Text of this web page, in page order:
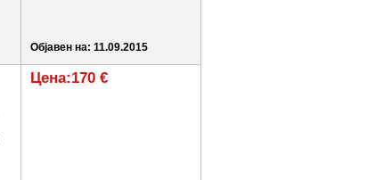
Објавен на: 11.09.2015
Цена:170 €